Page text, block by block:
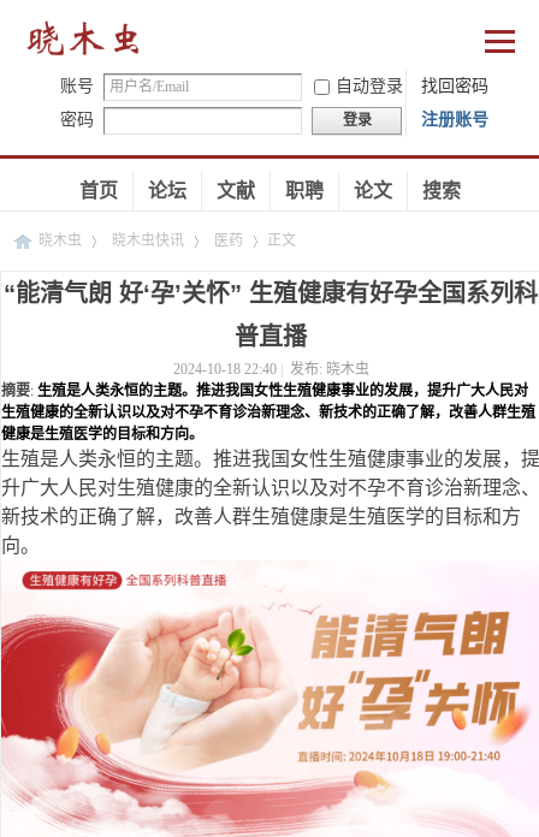
账号 自动登录
找回密码
密码
登录 注册账号
首页 论坛 文献 职聘 论文 搜索
晓木虫 晓木虫快讯 医药
›
正文
“能清气朗 好‘孕’关怀” 生殖健康有好孕全国系列科
普直播
2024-10-18 22:40 发布: 晓木虫
摘要: 生殖是人类永恒的主题。推进我国女性生殖健康事业的发展，提升广大人民对
生殖健康的全新认识以及对不孕不育诊治新理念、新技术的正确了解，改善人群生殖
健康是生殖医学的目标和方向。
生殖是人类永恒的主题。推进我国女性生殖健康事业的发展，提
升广大人民对生殖健康的全新认识以及对不孕不育诊治新理念、
新技术的正确了解，改善人群生殖健康是生殖医学的目标和方
向。